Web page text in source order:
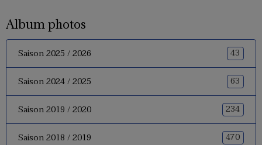
Album photos
Saison 2025 / 2026 43
Saison 2024 / 2025 63
Saison 2019 / 2020 234
Saison 2018 / 2019 470